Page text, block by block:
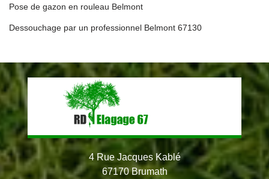
Pose de gazon en rouleau Belmont
Dessouchage par un professionnel Belmont 67130
4 Rue Jacques Kablé
67170 Brumath